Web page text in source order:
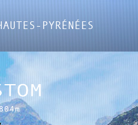
PYRÉNÉES